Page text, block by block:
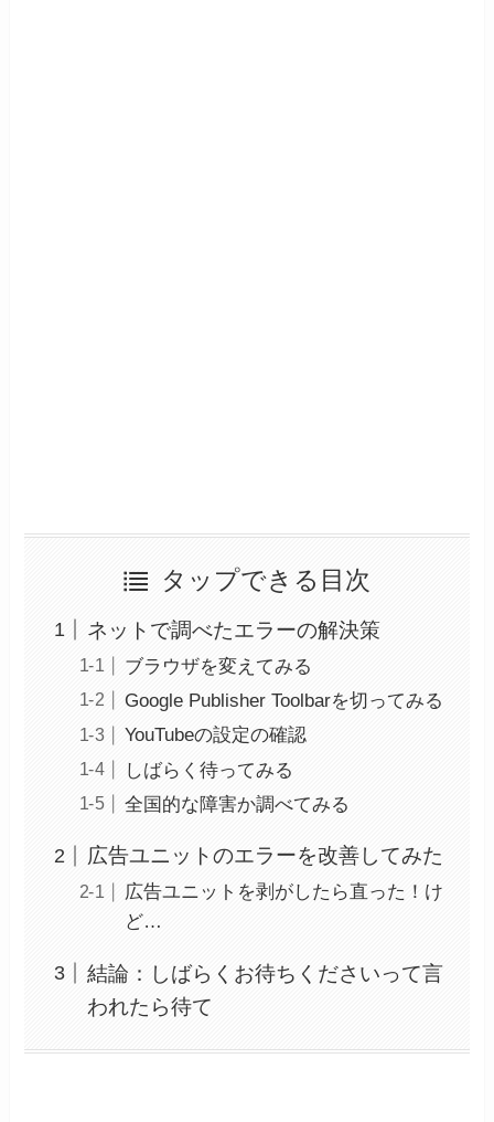
タップできる目次
ネットで調べたエラーの解決策
ブラウザを変えてみる
Google Publisher Toolbarを切ってみる
YouTubeの設定の確認
しばらく待ってみる
全国的な障害か調べてみる
広告ユニットのエラーを改善してみた
広告ユニットを剥がしたら直った！け
ど…
結論：しばらくお待ちくださいって言
われたら待て